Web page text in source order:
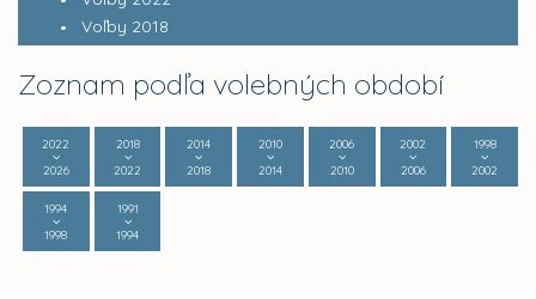
Voľby 2018
Zoznam podľa volebných období
2022
2026
2018
2022
2014
2018
2010
2014
2006
2010
2002
2006
1998
2002
1994
1998
1991
1994